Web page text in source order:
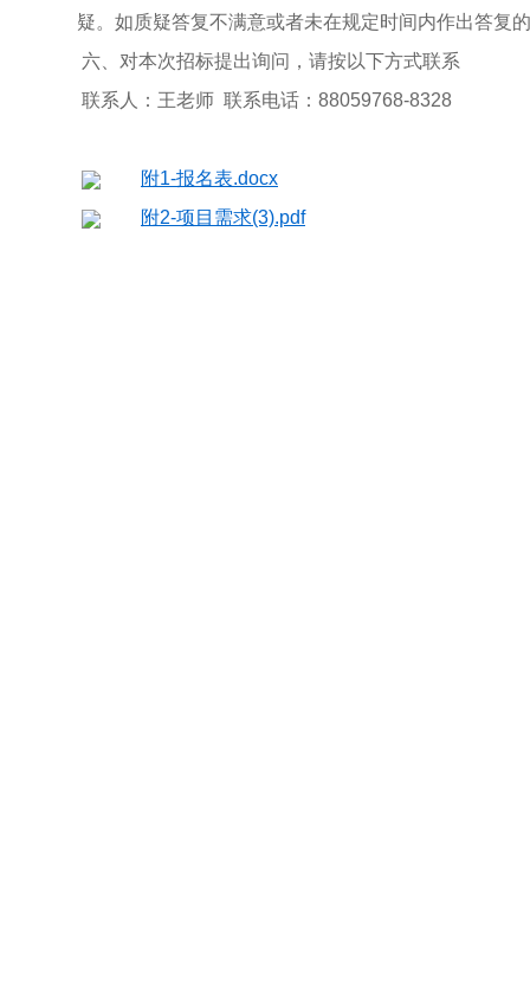
疑。如质疑答复不满意或者未在规定时间内作出答复
六、对本次招标提出询问，请按以下方式联系
联系人：王老师 联系电话：88059768-8328
附1-报名表.docx
附2-项目需求(3).pdf